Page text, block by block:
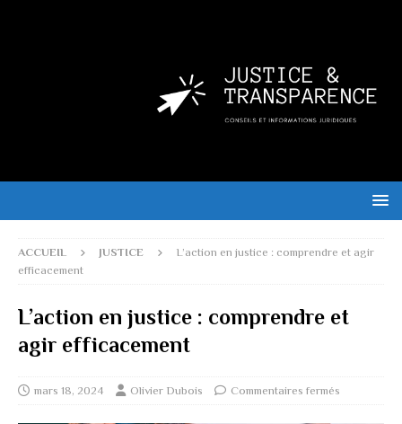
ACCUEIL JUSTICE
L’action en justice : comprendre et agir
efficacement
L’action en justice : comprendre et
agir efficacement
mars 18, 2024 Olivier Dubois Commentaires fermés